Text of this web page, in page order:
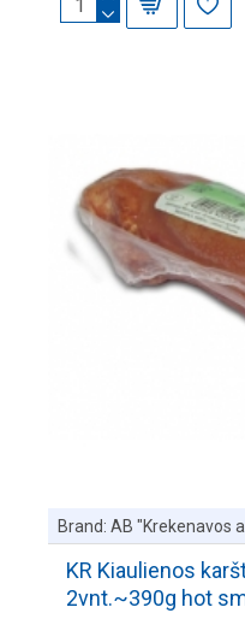
Brand: AB "Krekenavos
KR Kiaulienos
2vnt.~390g hot